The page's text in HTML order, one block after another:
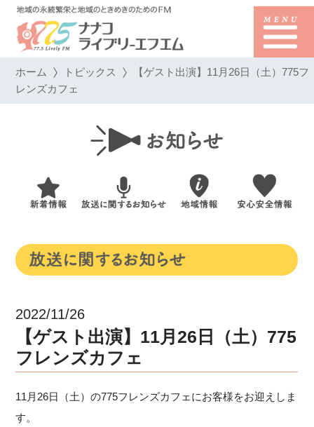
ホーム トピックス 【ゲスト出演】11月26日（土）775フ
レンズカフェ
2022/11/26
【ゲスト出演】11月26日（土）775
フレンズカフェ
11月26日（土）の775フレンズカフェにお客様をお迎えしま
す。